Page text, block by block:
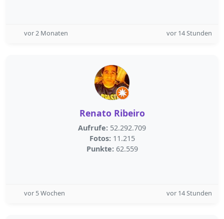
vor 2 Monaten vor 14 Stunden
Renato Ribeiro
Aufrufe: 52.292.709
Fotos: 11.215
Punkte: 62.559
vor 5 Wochen vor 14 Stunden